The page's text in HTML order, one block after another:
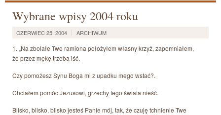
Wybrane wpisy 2004 roku
CZERWIEC 25, 2004 ARCHIWUM
1. „Na zbolałe Twe ramiona położyłem własny krzyż, zapomniałem,
że przez mękę trzeba iść.
Czy pomożesz Synu Boga mi z upadku mego wstać?.
Chciałem pomóc Jezusowi, grzechy tego świata nieść.
Blisko, blisko, blisko jesteś Panie mój, tak, że czuję tchnienie Twe